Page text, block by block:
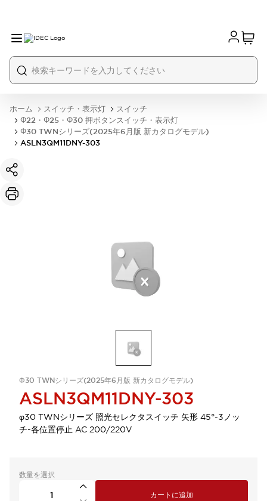
ホーム スイッチ・表示灯
スイッチ
Φ22・Φ25・Φ30 押ボタンスイッチ・表示灯
Φ30 TWNシリーズ(2025年6月版 新カタログモデル)
ASLN3QM11DNY-303
Φ30 TWNシリーズ(2025年6月版 新カタログモデル)
ASLN3QM11DNY-303
φ30 TWNシリーズ 照光セレクタスイッチ 矢形 45°-3ノッ
チ-各位置停止 AC 200/220V
数量を選択
カートに追加